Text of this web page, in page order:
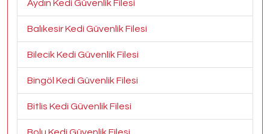
Aydın Kedi Güvenlik Filesi
Balıkesir Kedi Güvenlik Filesi
Bilecik Kedi Güvenlik Filesi
Bingöl Kedi Güvenlik Filesi
Bitlis Kedi Güvenlik Filesi